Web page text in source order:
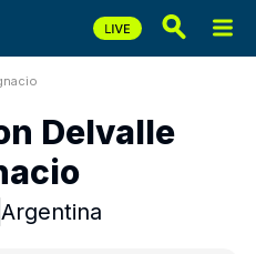
Delvalle
Argentina